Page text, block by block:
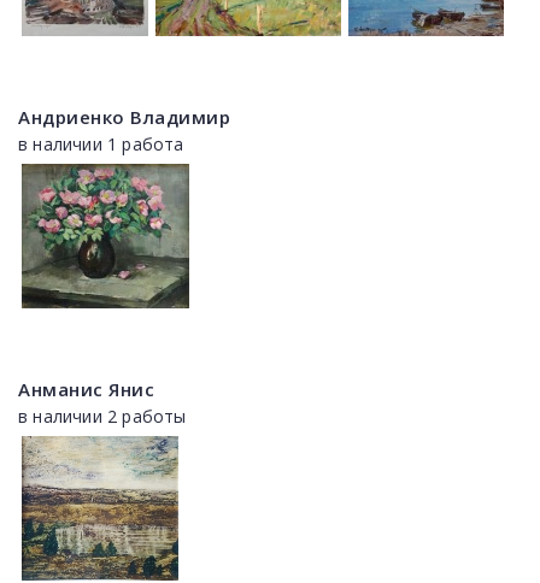
Андриенко Владимир
в наличии 1 работа
Анманис Янис
в наличии 2 работы